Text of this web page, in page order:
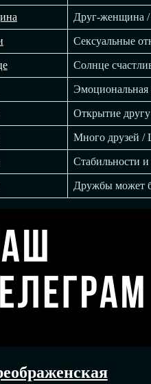
Друг-женщина /
Сексуальные
Солнце
Эмоциональная
Открытие
Много друзей /
Cтабильности
Дружбы может